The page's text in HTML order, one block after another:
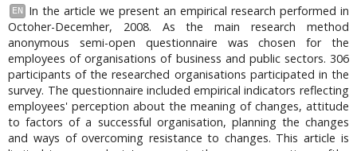
EN
In the article we present an empirical research performed in
Octoher-Decemher, 2008. As the main research method
anonymous semi-open questionnaire was chosen for the
employees of organisations of business and public sectors. 306
participants of the researched organisations participated in the
survey. The questionnaire included empirical indicators reflecting
employees' perception about the meaning of changes, attitude
to factors of a successful organisation, planning the changes
and ways of overcoming resistance to changes. This article is